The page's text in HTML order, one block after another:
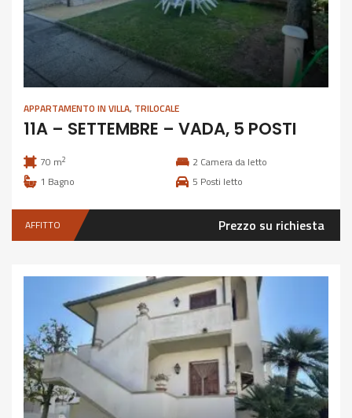
APPARTAMENTO IN VILLA, TRILOCALE
11A – SETTEMBRE – VADA, 5 POSTI
70 m2 2 Camera da letto
1 Bagno 5 Posti letto
AFFITTO Prezzo su richiesta